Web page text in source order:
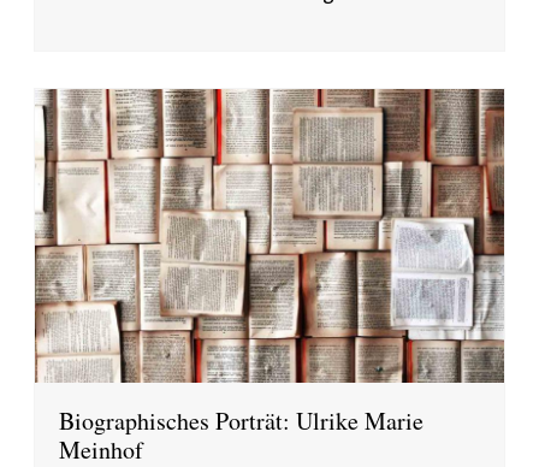
Biographisches Porträt: Ulrike Marie
Meinhof